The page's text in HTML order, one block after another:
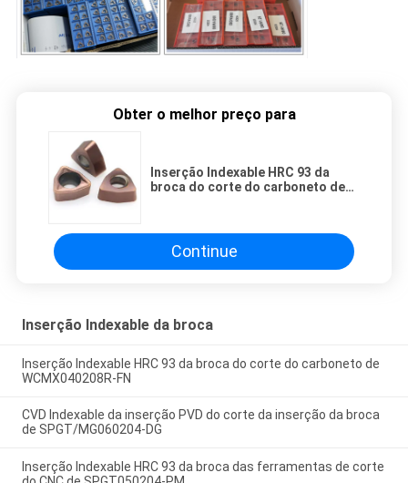
Obter o melhor preço para
Inserção Indexable HRC 93 da
broca do corte do carboneto de
Continue
Inserção Indexable da broca
Inserção Indexable HRC 93 da broca do corte do carboneto de
WCMX040208R-FN
CVD Indexable da inserção PVD do corte da inserção da broca
de SPGT/MG060204-DG
Inserção Indexable HRC 93 da broca das ferramentas de corte